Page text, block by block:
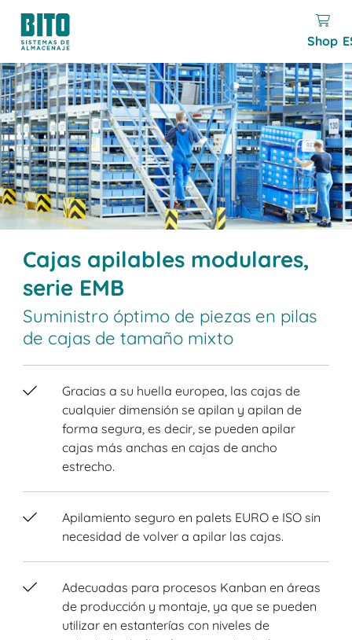
Shop
Cajas apilables modulares,
serie EMB
Suministro óptimo de piezas en pilas
de cajas de tamaño mixto
Gracias a su huella europea, las cajas de
cualquier dimensión se apilan y apilan de
forma segura, es decir, se pueden apilar
cajas más anchas en cajas de ancho
estrecho.
Apilamiento seguro en palets EURO e ISO sin
necesidad de volver a apilar las cajas.
Adecuadas para procesos Kanban en áreas
de producción y montaje, ya que se pueden
utilizar en estanterías con niveles de